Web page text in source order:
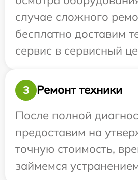
случае сложного
бесплатно доставим
сервис в сервисный
3
Ремонт техники
После полной
предоставим на
точную стоимость,
займемся